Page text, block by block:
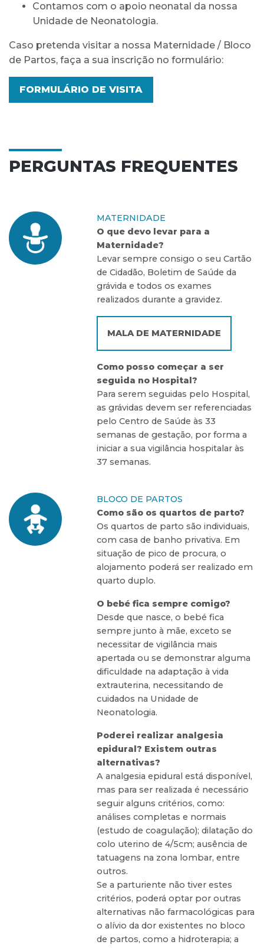
Contamos com o apoio neonatal da nossa
Unidade de Neonatologia.
Caso pretenda visitar a nossa Maternidade / Bloco
de Partos, faça a sua inscrição no formulário:
FORMULÁRIO DE VISITA
PERGUNTAS FREQUENTES
MATERNIDADE
O que devo levar para a
Maternidade?
Levar sempre consigo o seu Cartão
de Cidadão, Boletim de Saúde da
grávida e todos os exames
realizados durante a gravidez.
MALA DE MATERNIDADE
Como posso começar a ser
seguida no Hospital?
Para serem seguidas pelo Hospital,
as grávidas devem ser referenciadas
pelo Centro de Saúde às 33
semanas de gestação, por forma a
iniciar a sua vigilância hospitalar às
37 semanas.
BLOCO DE PARTOS
Como são os quartos de parto?
Os quartos de parto são individuais,
com casa de banho privativa. Em
situação de pico de procura, o
alojamento poderá ser realizado em
quarto duplo.
O bebé fica sempre comigo?
Desde que nasce, o bebé fica
sempre junto à mãe, exceto se
necessitar de vigilância mais
apertada ou se demonstrar alguma
dificuldade na adaptação à vida
extrauterina, necessitando de
cuidados na Unidade de
Neonatologia.
Poderei realizar analgesia
epidural? Existem outras
alternativas?
A analgesia epidural está disponível,
mas para ser realizada é necessário
seguir alguns critérios, como:
análises completas e normais
(estudo de coagulação); dilatação do
colo uterino de 4/5cm; ausência de
tatuagens na zona lombar, entre
outros.
Se a parturiente não tiver estes
critérios, poderá optar por outras
alternativas não farmacológicas para
o alívio da dor existentes no bloco
de partos, como a hidroterapia; a